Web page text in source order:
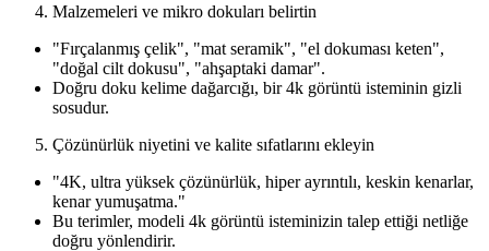
Malzemeleri ve mikro dokuları belirtin
"Fırçalanmış çelik", "mat seramik", "el dokuması keten",
"doğal cilt dokusu", "ahşaptaki damar".
Doğru doku kelime dağarcığı, bir 4k görüntü isteminin gizli
sosudur.
Çözünürlük niyetini ve kalite sıfatlarını ekleyin
"4K, ultra yüksek çözünürlük, hiper ayrıntılı, keskin kenarlar,
kenar yumuşatma."
Bu terimler, modeli 4k görüntü isteminizin talep ettiği netliğe
doğru yönlendirir.